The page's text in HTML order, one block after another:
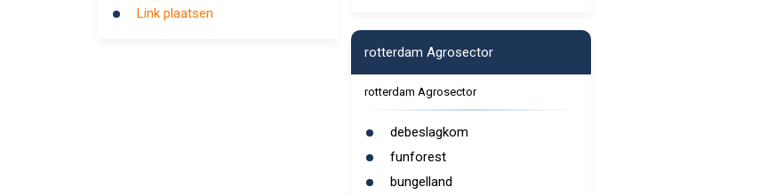
Link plaatsen
rotterdam Agrosector
rotterdam Agrosector
debeslagkom
funforest
bungelland